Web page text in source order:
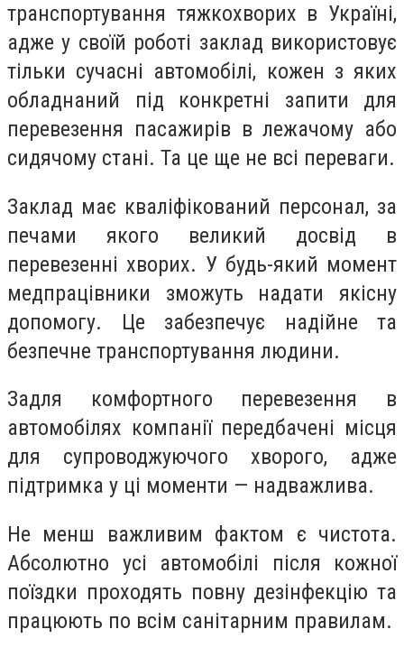
транспортування тяжкохворих в Україні,
адже у своїй роботі заклад використовує
тільки сучасні автомобілі, кожен з яких
обладнаний під конкретні запити для
перевезення пасажирів в лежачому або
сидячому стані. Та це ще не всі переваги.
Заклад має кваліфікований персонал, за
печами якого великий досвід в
перевезенні хворих. У будь-який момент
медпрацівники зможуть надати якісну
допомогу. Це забезпечує надійне та
безпечне транспортування людини.
Задля комфортного перевезення в
автомобілях компанії передбачені місця
для супроводжуючого хворого, адже
підтримка у ці моменти — надважлива.
Не менш важливим фактом є чистота.
Абсолютно усі автомобілі після кожної
поїздки проходять повну дезінфекцію та
працюють по всім санітарним правилам.